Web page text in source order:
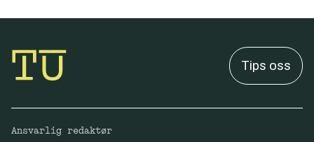
Tips oss
Ansvarlig redaktør